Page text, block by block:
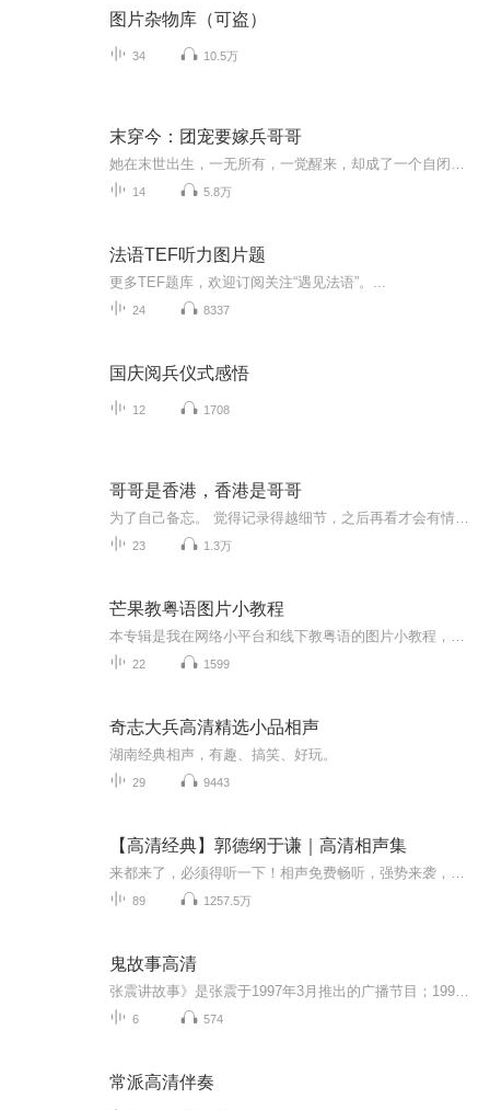
图片杂物库（可盗）
34 10.5万
末穿今：团宠要嫁兵哥哥
14 5.8万
法语TEF听力图片题
更多TEF题库，欢迎订阅关注“遇见法语”。...
24 8337
国庆阅兵仪式感悟
12 1708
哥哥是香港，香港是哥哥
23 1.3万
芒果教粤语图片小教程
22 1599
奇志大兵高清精选小品相声
湖南经典相声，有趣、搞笑、好玩。
29 9443
【高清经典】郭德纲于谦｜高清相声集
89 1257.5万
鬼故事高清
6 574
常派高清伴奏